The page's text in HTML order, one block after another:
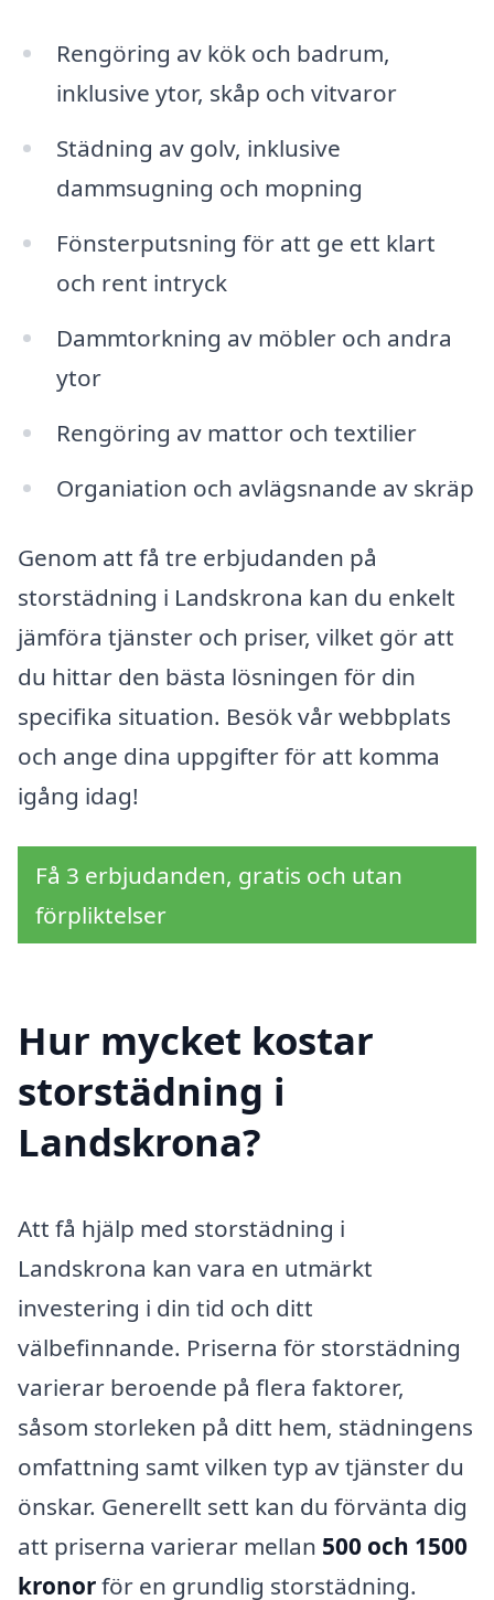
Rengöring av kök och badrum,
inklusive ytor, skåp och vitvaror
Städning av golv, inklusive
dammsugning och mopning
Fönsterputsning för att ge ett klart
och rent intryck
Dammtorkning av möbler och andra
ytor
Rengöring av mattor och textilier
Organiation och avlägsnande av skräp
Genom att få tre erbjudanden på
storstädning i Landskrona kan du enkelt
jämföra tjänster och priser, vilket gör att
du hittar den bästa lösningen för din
specifika situation. Besök vår webbplats
och ange dina uppgifter för att komma
igång idag!
Få 3 erbjudanden, gratis och utan
förpliktelser
Hur mycket kostar
storstädning i
Landskrona?
Att få hjälp med storstädning i
Landskrona kan vara en utmärkt
investering i din tid och ditt
välbefinnande. Priserna för storstädning
varierar beroende på flera faktorer,
såsom storleken på ditt hem, städningens
omfattning samt vilken typ av tjänster du
önskar. Generellt sett kan du förvänta dig
att priserna varierar mellan 500 och 1500
kronorför en grundlig storstädning.